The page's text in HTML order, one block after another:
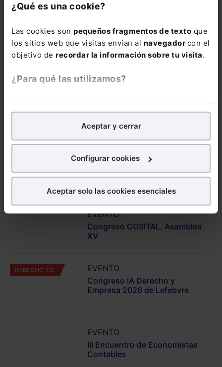
¿Qué es una cookie?
Las cookies son pequeños fragmentos de texto que
los sitios web que visitas envían al navegador con el
objetivo de recordar la información sobre tu visita.
¿Para qué las utilizamos?
analíticospara tratar demejorar tu experienciaen
nuestra página web. También con fines publicitarios,
para poder mostrarte publicidad y contenidos de tu
¿Qué puedes hacer?
en la web sea óptima
aceptar solo las esencialespara denegar
todas las cookies excepto aquellas imprescindibles.
navegador. Si no seleccionas ninguna utilizaremos
las que sean indispensables para la navegación.
Aceptar y cerrar
Configurar cookies
Aceptar solo las cookies esenciales
INFORMACIÓN
Saber más
ORGANIZADOR
TAMBIÉN TE PUEDE INTERESAR
JORNADA EXTERNA
EVENTO
JORNADA EXTERNA
EVENTO
Congreso COSITAL. Asamblea
XV
DERECHO TIC
EVENTO
Congreso IA Derecho y
Empresa 2026 de Lefebvre
EVENTO
III Encuentro de Economistas
Contables